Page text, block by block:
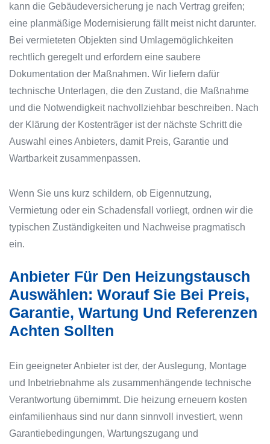
kann die Gebäudeversicherung je nach Vertrag greifen;
eine planmäßige Modernisierung fällt meist nicht darunter.
Bei vermieteten Objekten sind Umlagemöglichkeiten
rechtlich geregelt und erfordern eine saubere
Dokumentation der Maßnahmen. Wir liefern dafür
technische Unterlagen, die den Zustand, die Maßnahme
und die Notwendigkeit nachvollziehbar beschreiben. Nach
der Klärung der Kostenträger ist der nächste Schritt die
Auswahl eines Anbieters, damit Preis, Garantie und
Wartbarkeit zusammenpassen.
Wenn Sie uns kurz schildern, ob Eigennutzung,
Vermietung oder ein Schadensfall vorliegt, ordnen wir die
typischen Zuständigkeiten und Nachweise pragmatisch
ein.
Anbieter Für Den Heizungstausch
Auswählen: Worauf Sie Bei Preis,
Garantie, Wartung Und Referenzen
Achten Sollten
Ein geeigneter Anbieter ist der, der Auslegung, Montage
und Inbetriebnahme als zusammenhängende technische
Verantwortung übernimmt. Die heizung erneuern kosten
einfamilienhaus sind nur dann sinnvoll investiert, wenn
Garantiebedingungen, Wartungszugang und